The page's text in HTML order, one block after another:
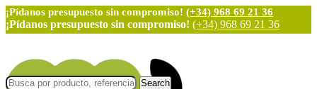
¡Pídanos presupuesto sin compromiso! (+34) 968 69 21 36
¡Pídanos presupuesto sin compromiso! (+34) 968 69 21 36
Search